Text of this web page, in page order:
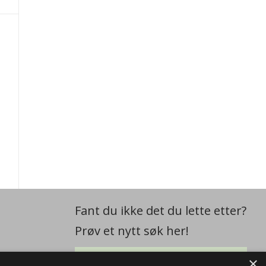
Fant du ikke det du lette etter?
Prøv et nytt søk her!